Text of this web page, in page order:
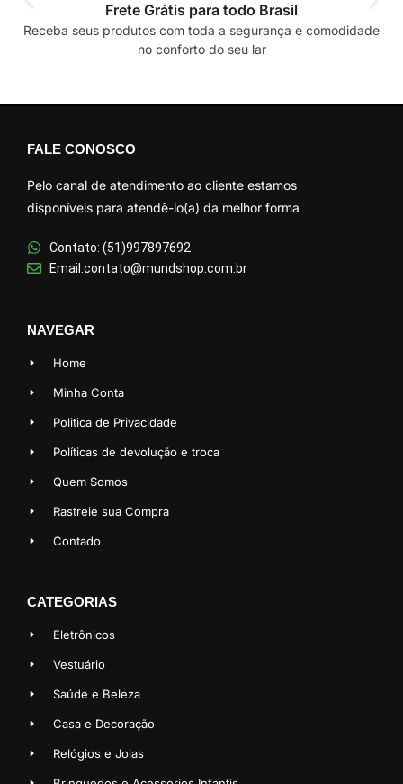
Frete Grátis para todo Brasil
Receba seus produtos com toda a segurança e comodidade
no conforto do seu lar
FALE CONOSCO
Pelo canal de atendimento ao cliente estamos
disponíveis para atendê-lo(a) da melhor forma
Contato: (51)997897692
Email:contato@mundshop.com.br
NAVEGAR
Home
Minha Conta
Politica de Privacidade
Políticas de devolução e troca
Quem Somos
Rastreie sua Compra
Contado
CATEGORIAS
Eletrônicos
Vestuário
Saúde e Beleza
Casa e Decoração
Relógios e Joias